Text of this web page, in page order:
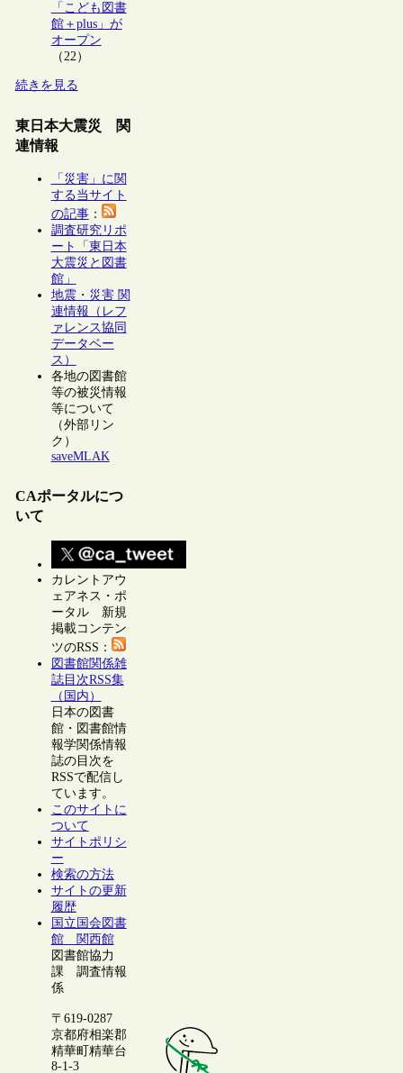
「こども図書
館＋plus」が
オープン
（22）
続きを見る
東日本大震災 関
連情報
「災害」に関
する当サイト
の記事：
調査研究リポ
ート「東日本
大震災と図書
館」
地震・災害 関
連情報（レフ
ァレンス協同
データベー
ス）
各地の図書館
等の被災情報
等について
（外部リン
ク）
saveMLAK
CAポータルにつ
いて
カレントアウ
ェアネス・ポ
ータル 新規
掲載コンテン
ツのRSS：
図書館関係雑
誌目次RSS集
（国内）
日本の図書
館・図書館情
報学関係情報
誌の目次を
RSSで配信し
ています。
このサイトに
ついて
サイトポリシ
ー
検索の方法
サイトの更新
履歴
国立国会図書
館 関西館
図書館協力
課 調査情報
係
〒619-0287
京都府相楽郡
精華町精華台
8-1-3